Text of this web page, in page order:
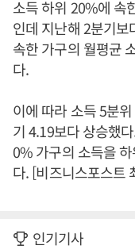
소득 하위 20%에 속
인데 지난해 2분기
속한 가구의 월평균
다.
이에 따라 소득 5분
기 4.19보다 상승했
0% 가구의 소득을
다. [비즈니스포스트
인기기사